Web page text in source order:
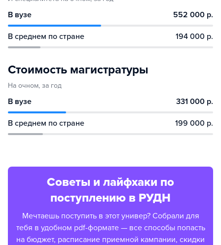
В вузе 552 000 р.
В среднем по стране 194 000 р.
Стоимость магистратуры
На очном, за год
В вузе 331 000 р.
В среднем по стране 199 000 р.
Советы и лайфхаки по
поступлению в РУДН
Мечтаешь поступить в этот универ? Собрали для
тебя в удобном pdf-формате — все способы попасть
на бюджет, расписание приемной кампании, скидки